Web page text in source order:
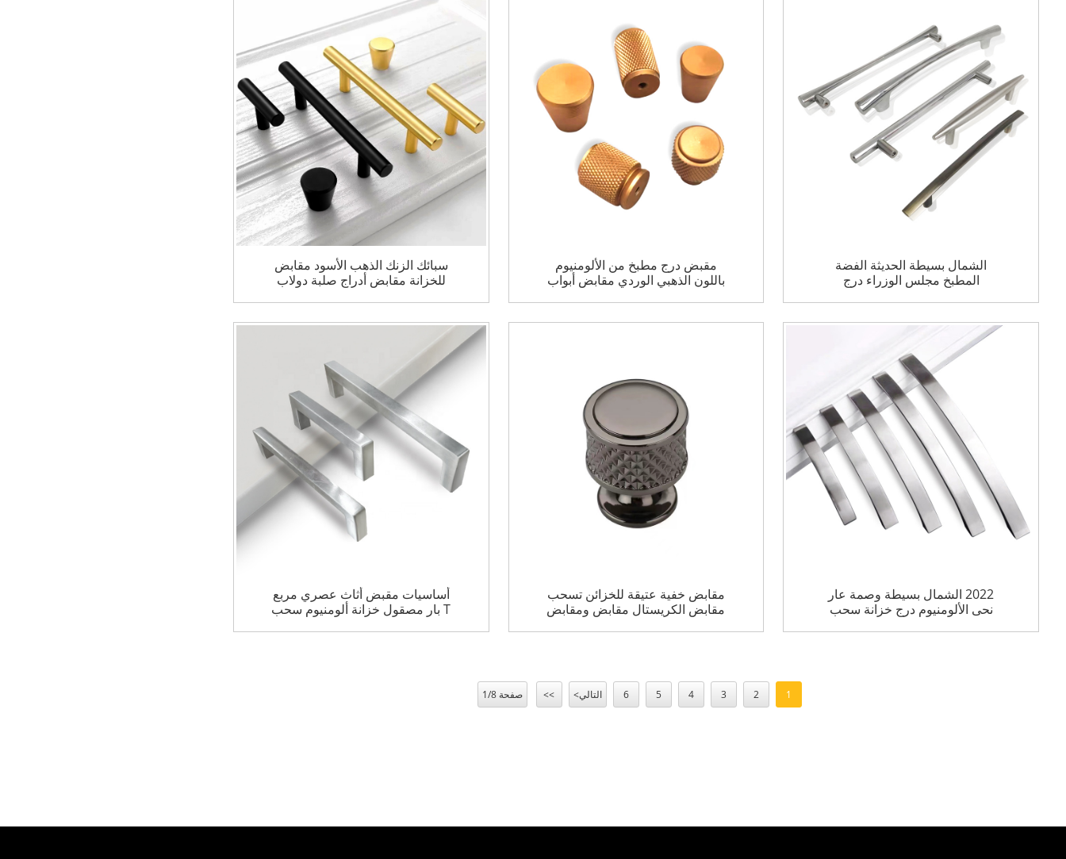
سبائك الزنك الذهب الأسود مقابض
للخزانة مقابض أدراج صلبة دولاب
مقبض درج مطبخ من الألومنيوم
باللون الذهبي الوردي مقابض أبواب
الشمال بسيطة الحديثة الفضة
المطبخ مجلس الوزراء درج
أساسيات مقبض أثاث عصري مربع
T بار مصقول خزانة ألومنيوم سحب
مقابض خفية عتيقة للخزائن تسحب
مقابض الكريستال مقابض ومقابض
2022 الشمال بسيطة وصمة عار
نحى الألومنيوم درج خزانة سحب
1
2
3
4
5
6 التالي> >> صفحة 1/8